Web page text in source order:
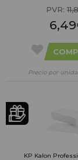
PVR:
Precio por
KP Kalon